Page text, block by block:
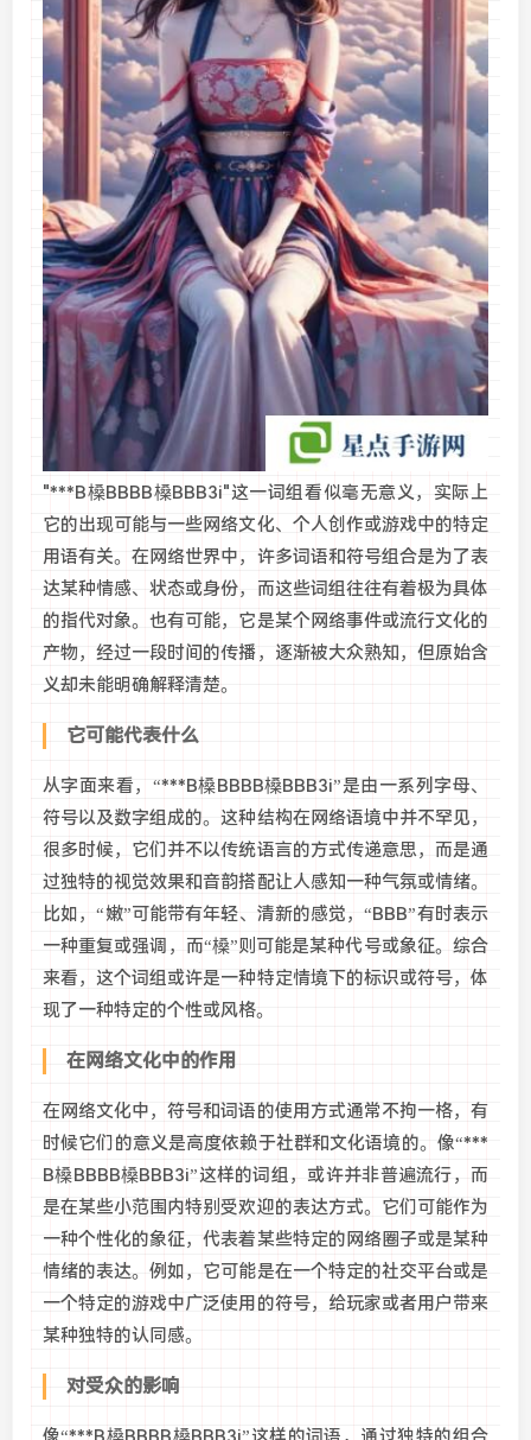
"***B槡BBBB槡BBB3i"这一词组看似毫无意义，实际上
它的出现可能与一些网络文化、个人创作或游戏中的特定
用语有关。在网络世界中，许多词语和符号组合是为了表
达某种情感、状态或身份，而这些词组往往有着极为具体
的指代对象。也有可能，它是某个网络事件或流行文化的
产物，经过一段时间的传播，逐渐被大众熟知，但原始含
义却未能明确解释清楚。
它可能代表什么
从字面来看，“***B槡BBBB槡BBB3i”是由一系列字母、
符号以及数字组成的。这种结构在网络语境中并不罕见，
很多时候，它们并不以传统语言的方式传递意思，而是通
过独特的视觉效果和音韵搭配让人感知一种气氛或情绪。
比如，“嫩”可能带有年轻、清新的感觉，“BBB”有时表示
一种重复或强调，而“槡”则可能是某种代号或象征。综合
来看，这个词组或许是一种特定情境下的标识或符号，体
现了一种特定的个性或风格。
在网络文化中的作用
在网络文化中，符号和词语的使用方式通常不拘一格，有
时候它们的意义是高度依赖于社群和文化语境的。像“***
B槡BBBB槡BBB3i”这样的词组，或许并非普遍流行，而
是在某些小范围内特别受欢迎的表达方式。它们可能作为
一种个性化的象征，代表着某些特定的网络圈子或是某种
情绪的表达。例如，它可能是在一个特定的社交平台或是
一个特定的游戏中广泛使用的符号，给玩家或者用户带来
某种独特的认同感。
对受众的影响